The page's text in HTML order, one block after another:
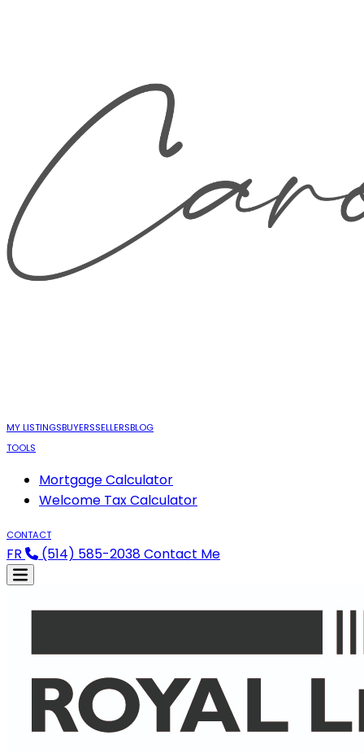
MY LISTINGSBUYERSSELLERSBLOG
TOOLS
Mortgage Calculator
Welcome Tax Calculator
CONTACT
FR (514) 585-2038Contact Me